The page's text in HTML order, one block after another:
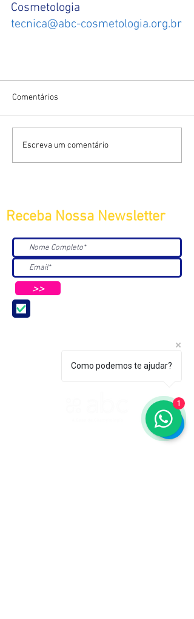
Cosmetologia
tecnica@abc-cosmetologia.org.br
Comentários
Escreva um comentário
Receba Nossa Newsletter
>>
ASSOCIAÇÃO BRASILEIRA DE COSMETOLOGIA
Como podemos te ajudar?
1